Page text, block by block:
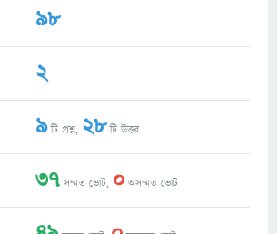
98
2
9টি প্রশ্ন, 28টি উত্তর
37সম্মত ভোট, 0অসম্মত ভোট